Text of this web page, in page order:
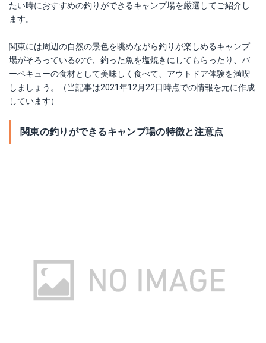
たい時におすすめの釣りができるキャンプ場を厳選してご紹介し
ます。
関東には周辺の自然の景色を眺めながら釣りが楽しめるキャンプ
場がそろっているので、釣った魚を塩焼きにしてもらったり、バ
ーベキューの食材として美味しく食べて、アウトドア体験を満喫
しましょう。（当記事は2021年12月22日時点での情報を元に作成
しています）
関東の釣りができるキャンプ場の特徴と注意点